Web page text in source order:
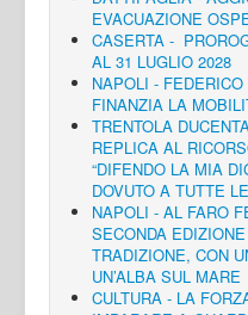
EVACUAZIONE
CASERTA -
AL 31 LUGLIO 2028
NAPOLI -
FINANZIA LA
TRENTOLA
REPLICA AL
“DIFENDO LA MIA
DOVUTO A TUTTE
NAPOLI - AL FARO
SECONDA
TRADIZIONE, CON
UN’ALBA SUL MARE
CULTURA - LA